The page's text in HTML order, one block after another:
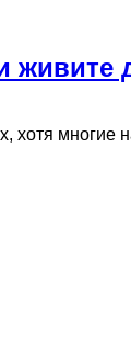
живите
хотя